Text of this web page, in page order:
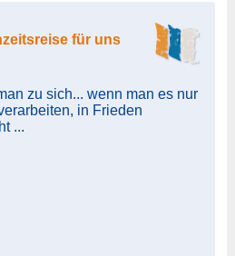
für uns
zu sich... wenn man es nur
in Frieden
...